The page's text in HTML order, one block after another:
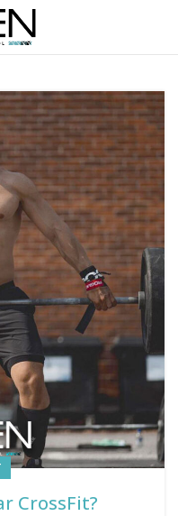
CrossFit?